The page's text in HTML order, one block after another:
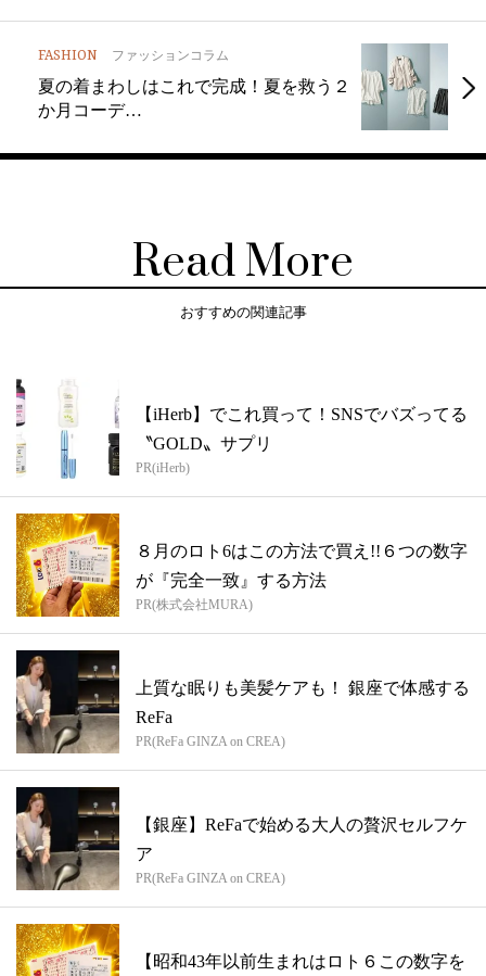
FASHION ファッションコラム
夏の着まわしはこれで完成！夏を救う２
か月コーデ…
Read More
おすすめの関連記事
【iHerb】でこれ買って！SNSでバズってる
〝GOLD〟サプリ
PR(iHerb)
８月のロト6はこの方法で買え!!６つの数字
が『完全一致』する方法
PR(株式会社MURA)
上質な眠りも美髪ケアも！ 銀座で体感する
ReFa
PR(ReFa GINZA on CREA)
【銀座】ReFaで始める大人の贅沢セルフケ
ア
PR(ReFa GINZA on CREA)
【昭和43年以前生まれはロト６この数字を